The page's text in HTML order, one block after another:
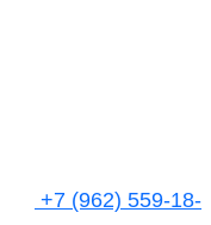
+7 (962) 559-18-